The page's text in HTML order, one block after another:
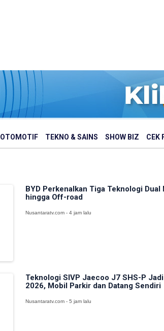
OTOMOTIF TEKNO & SAINS SHOW BIZ CEK
BYD Perkenalkan Tiga Teknologi
hingga Off-road
Nusantaratv.com - 4 jam lalu
Teknologi SIVP Jaecoo J7 SHS-P
2026, Mobil Parkir dan Datang Sendiri
Nusantaratv.com - 5 jam lalu